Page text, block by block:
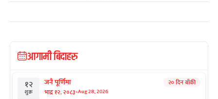
आगामी बिदाहरु
१२
शुक्र
जनै पूर्णिमा
भाद्र १२, २०८३-Aug 28, 2026
२० दिन बाँकी